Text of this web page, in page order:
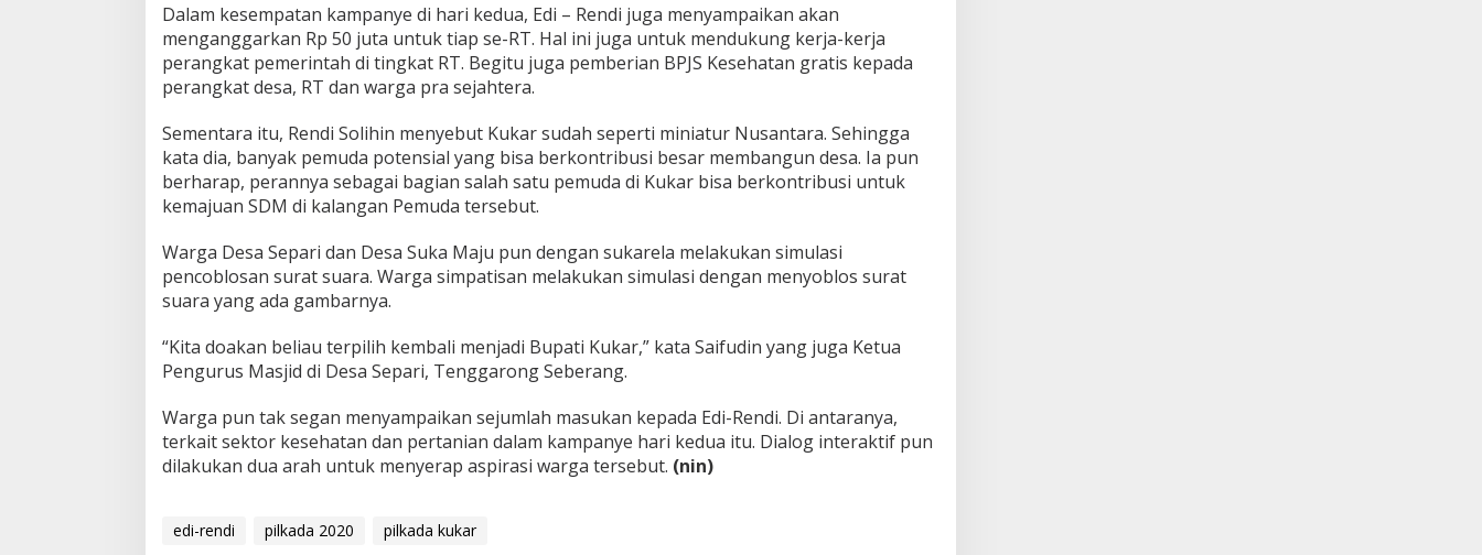
Dalam kesempatan kampanye di hari kedua, Edi – Rendi juga menyampaikan akan
menganggarkan Rp 50 juta untuk tiap se-RT. Hal ini juga untuk mendukung kerja-kerja
perangkat pemerintah di tingkat RT. Begitu juga pemberian BPJS Kesehatan gratis kepada
perangkat desa, RT dan warga pra sejahtera.
Sementara itu, Rendi Solihin menyebut Kukar sudah seperti miniatur Nusantara. Sehingga
kata dia, banyak pemuda potensial yang bisa berkontribusi besar membangun desa. Ia pun
berharap, perannya sebagai bagian salah satu pemuda di Kukar bisa berkontribusi untuk
kemajuan SDM di kalangan Pemuda tersebut.
Warga Desa Separi dan Desa Suka Maju pun dengan sukarela melakukan simulasi
pencoblosan surat suara. Warga simpatisan melakukan simulasi dengan menyoblos surat
suara yang ada gambarnya.
“Kita doakan beliau terpilih kembali menjadi Bupati Kukar,” kata Saifudin yang juga Ketua
Pengurus Masjid di Desa Separi, Tenggarong Seberang.
Warga pun tak segan menyampaikan sejumlah masukan kepada Edi-Rendi. Di antaranya,
terkait sektor kesehatan dan pertanian dalam kampanye hari kedua itu. Dialog interaktif pun
dilakukan dua arah untuk menyerap aspirasi warga tersebut. (nin)
edi-rendi pilkada 2020 pilkada kukar